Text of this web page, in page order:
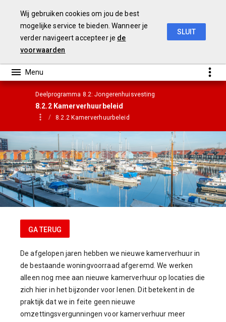
Deelprogramma 8.2: Jongerenhuisvesting
8.2.2 Kamerverhuurbeleid
8.2.2 Kamerverhuurbeleid
De afgelopen jaren hebben we nieuwe kamerverhuur in
de bestaande woningvoorraad afgeremd. We werken
alleen nog mee aan nieuwe kamerverhuur op locaties die
zich hier in het bijzonder voor lenen. Dit betekent in de
praktijk dat we in feite geen nieuwe
omzettingsvergunningen voor kamerverhuur meer
GA TERUG
Wij gebruiken cookies om jou de best
mogelijke service te bieden. Wanneer je
verder navigeert accepteer je de
voorwaarden
SLUIT